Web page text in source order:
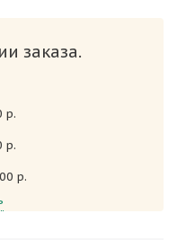
заказа.
р.
р.
р.